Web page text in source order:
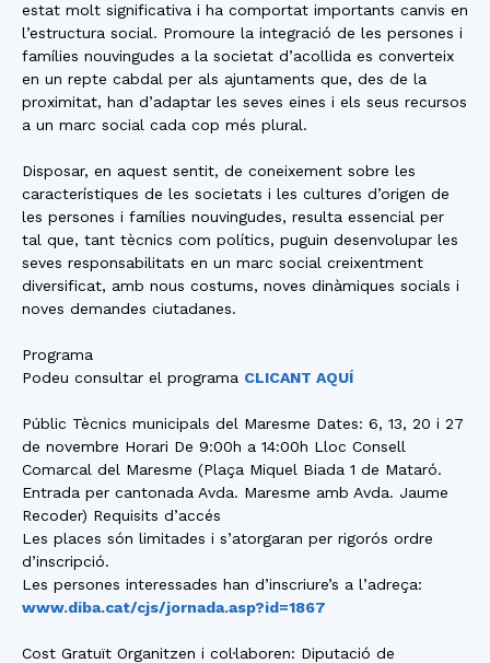
estat molt significativa i ha comportat importants canvis en
l’estructura social. Promoure la integració de les persones i
famílies nouvingudes a la societat d’acollida es converteix
en un repte cabdal per als ajuntaments que, des de la
proximitat, han d’adaptar les seves eines i els seus recursos
a un marc social cada cop més plural.
Disposar, en aquest sentit, de coneixement sobre les
característiques de les societats i les cultures d’origen de
les persones i famílies nouvingudes, resulta essencial per
tal que, tant tècnics com polítics, puguin desenvolupar les
seves responsabilitats en un marc social creixentment
diversificat, amb nous costums, noves dinàmiques socials i
noves demandes ciutadanes.
Programa
Podeu consultar el programa CLICANT AQUÍ
Públic Tècnics municipals del Maresme Dates: 6, 13, 20 i 27
de novembre Horari De 9:00h a 14:00h Lloc Consell
Comarcal del Maresme (Plaça Miquel Biada 1 de Mataró.
Entrada per cantonada Avda. Maresme amb Avda. Jaume
Recoder) Requisits d’accés
Les places són limitades i s’atorgaran per rigorós ordre
d’inscripció.
Les persones interessades han d’inscriure’s a l’adreça:
www.diba.cat/cjs/jornada.asp?id=1867
Cost Gratuït Organitzen i col·laboren: Diputació de